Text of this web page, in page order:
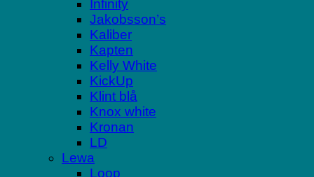
Infinity
Jakobsson’s
Kaliber
Kapten
Kelly White
KickUp
Klint blå
Knox white
Kronan
LD
Lewa
Loop